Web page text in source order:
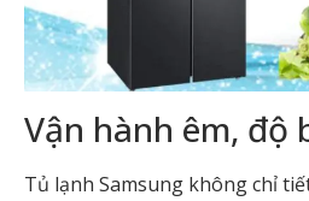
Vận hành êm, độ
Tủ lạnh Samsung không chỉ